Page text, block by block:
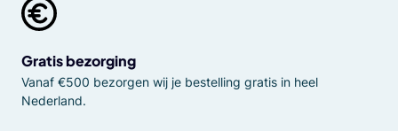
Gratis bezorging
Vanaf €500 bezorgen wij je bestelling gratis in heel
Nederland.